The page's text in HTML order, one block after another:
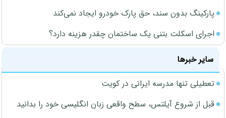
پارکینگ بدون سند، حق پارک خودرو ایجاد نمی‌کند
اجرای اسکلت بتنی یک ساختمان چقدر هزینه دارد؟
سایر خبرها
تعطیلی تنها مدرسه ایرانی در کویت
قبل از شروع آیلتس، سطح واقعی زبان انگلیسی خود را بدانید